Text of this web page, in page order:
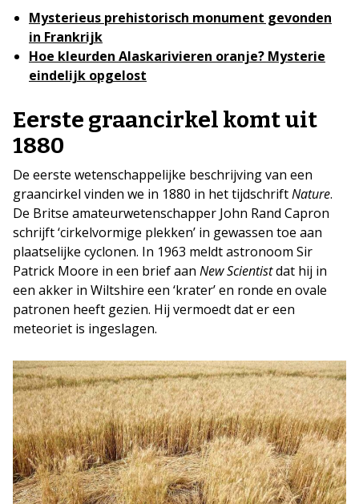
Mysterieus prehistorisch monument gevonden
in Frankrijk
Hoe kleurden Alaskarivieren oranje? Mysterie
eindelijk opgelost
Eerste graancirkel komt uit
1880
De eerste wetenschappelijke beschrijving van een
graancirkel vinden we in 1880 in het tijdschriftNature.
De Britse amateurwetenschapper John Rand Capron
schrijft ‘cirkelvormige plekken’ in gewassen toe aan
plaatselijke cyclonen. In 1963 meldt astronoom Sir
Patrick Moore in een brief aan New Scientistdat hij in
een akker in Wiltshire een ‘krater’ en ronde en ovale
patronen heeft gezien. Hij vermoedt dat er een
meteoriet is ingeslagen.